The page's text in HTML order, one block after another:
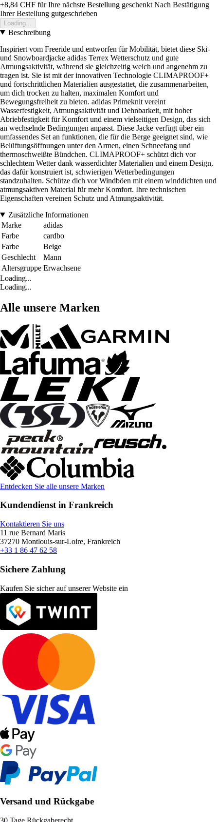
+8,84 CHF für Ihre nächste Bestellung geschenkt Nach Bestätigung
Ihrer Bestellung gutgeschrieben
Loading...
Beschreibung
Inspiriert vom Freeride und entworfen für Mobilität, bietet diese Ski-
und Snowboardjacke adidas Terrex Wetterschutz und gute
Atmungsaktivität, während sie gleichzeitig weich und angenehm zu
tragen ist. Sie ist mit der innovativen Technologie CLIMAPROOF+
und fortschrittlichen Materialien ausgestattet, die zusammenarbeiten,
um dich trocken zu halten, maximalen Komfort und
Bewegungsfreiheit zu bieten. adidas Primeknit vereint
Wasserfestigkeit, Atmungsaktivität und Dehnbarkeit, mit hoher
Abriebfestigkeit für Komfort und einem vielseitigen Design, das sich
an wechselnde Bedingungen anpasst. Diese Jacke verfügt über ein
umfassendes Set an funktionen, die für die Berge geeignet sind, wie
Belüftungsöffnungen unter den Armen, einen Schneefang und
thermoschweißte Bündchen. CLIMAPROOF+ schützt dich vor
schlechtem Wetter dank wasserdichter Materialien und einem Design,
das dafür konstruiert ist, schwierigen Wetterbedingungen
standzuhalten. Schütze dich vor Windböen mit einem winddichten und
atmungsaktiven Material für mehr Komfort. Ihre technischen
Eigenschaften vereinen Schutz und Atmungsaktivität.
Zusätzliche Informationen
Marke
adidas
Farbe
cardbo
Farbe
Beige
Geschlecht
Mann
Altersgruppe Erwachsene
Loading...
Loading...
Alle unsere Marken
Entdecken Sie alle unsere Marken
Kundendienst in Frankreich
Kontaktieren Sie uns
11 rue Bernard Maris
37270 Montlouis-sur-Loire, Frankreich
+33 1 86 47 62 58
Sichere Zahlung
Kaufen Sie sicher auf unserer Website ein
Versand und Rückgabe
30 Tage Rückgaberecht